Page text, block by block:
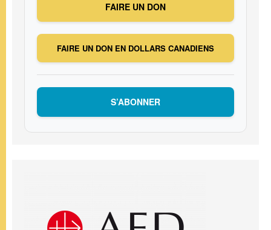
FAIRE UN DON
FAIRE UN DON EN DOLLARS CANADIENS
S’ABONNER